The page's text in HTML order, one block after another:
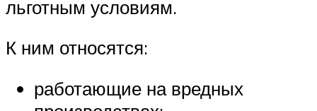
льготным условиям.
К ним относятся:
работающие на вредных